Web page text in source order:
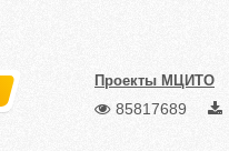
Проекты МЦИТО
85817689